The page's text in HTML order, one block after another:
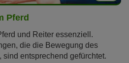
Pferd
und Reiter essenziell.
die die Bewegung des
sind entsprechend gefürchtet.